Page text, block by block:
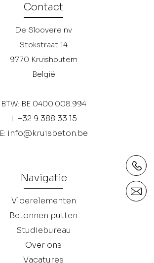
Contact
De Sloovere nv
Stokstraat 14
9770 Kruishoutem
België
BTW: BE 0400.008.994
T: +32 9 388 33 15
E: info@kruisbeton.be
Navigatie
Vloerelementen
Betonnen putten
Studiebureau
Over ons
Vacatures